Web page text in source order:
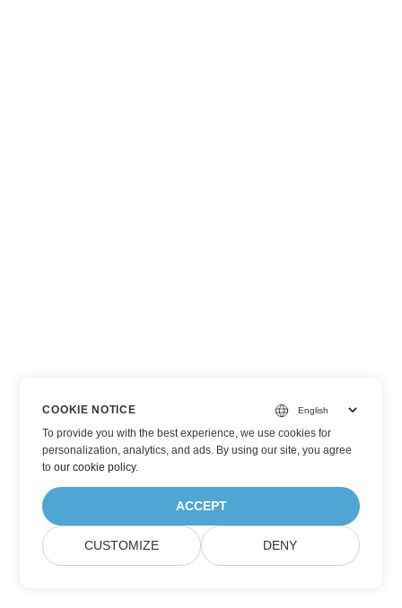
COOKIE NOTICE
To provide you with the best experience, we use cookies for
personalization, analytics, and ads. By using our site, you agree
toour cookie policy.
ACCEPT
CUSTOMIZE DENY